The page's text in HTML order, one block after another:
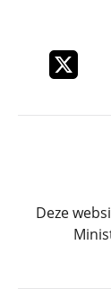
Deel dit
Deze